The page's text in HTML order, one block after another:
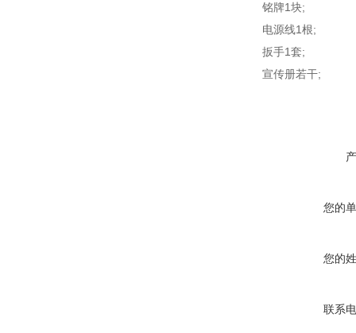
铭牌1块;
电源线1根;
扳手1套;
宣传册若干;
您的
您的
联系